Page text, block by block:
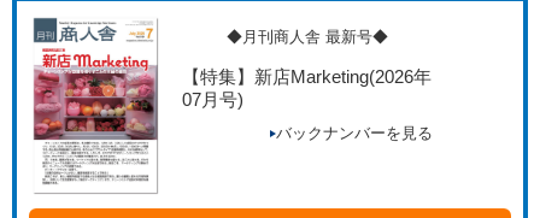
◆月刊商人舎 最新号◆
【特集】新店Marketing(2026年
07月号)
バックナンバーを見る